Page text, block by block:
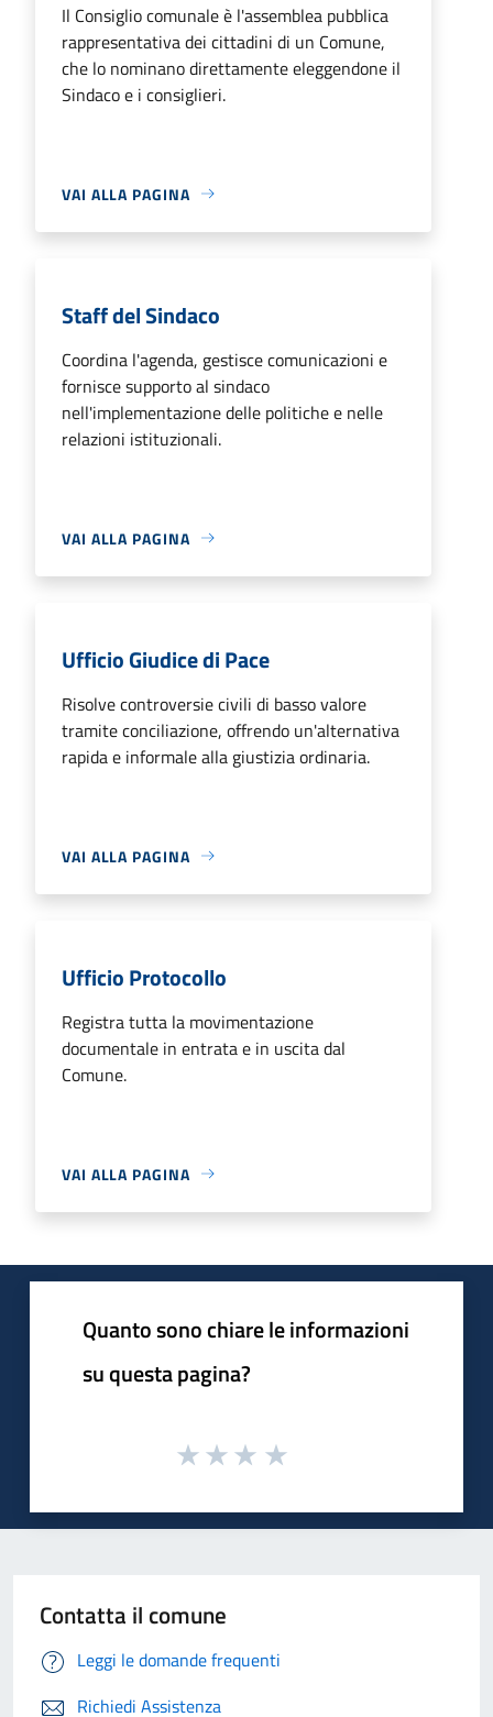
Il Consiglio comunale è l'assemblea pubblica
rappresentativa dei cittadini di un Comune,
che lo nominano direttamente eleggendone il
Sindaco e i consiglieri.
VAI ALLA PAGINA
Staff del Sindaco
Coordina l'agenda, gestisce comunicazioni e
fornisce supporto al sindaco
nell'implementazione delle politiche e nelle
relazioni istituzionali.
VAI ALLA PAGINA
Ufficio Giudice di Pace
Risolve controversie civili di basso valore
tramite conciliazione, offrendo un'alternativa
rapida e informale alla giustizia ordinaria.
VAI ALLA PAGINA
Ufficio Protocollo
Registra tutta la movimentazione
documentale in entrata e in uscita dal
Comune.
VAI ALLA PAGINA
Quanto sono chiare le informazioni
su questa pagina?
Contatta il comune
Leggi le domande frequenti
Richiedi Assistenza